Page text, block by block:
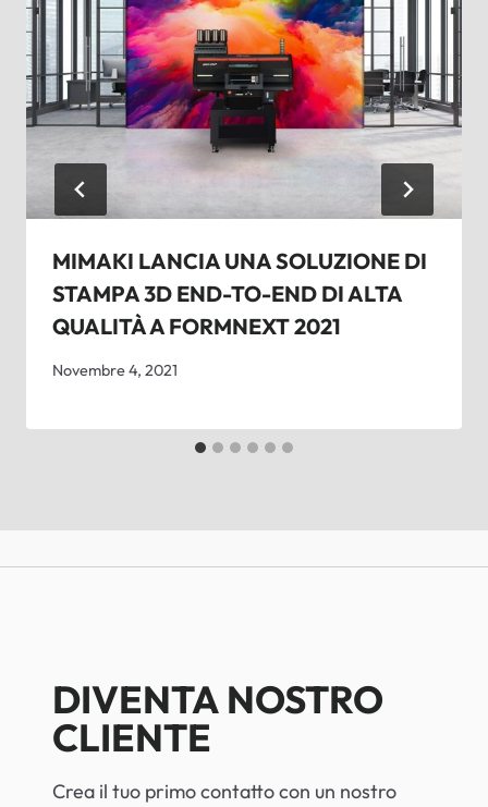
MIMAKI LANCIA UNA SOLUZIONE DI
STAMPA 3D END-TO-END DI ALTA
QUALITÀ A FORMNEXT 2021
Novembre 4, 2021
DIVENTA NOSTRO
CLIENTE
Crea il tuo primo contatto con un nostro